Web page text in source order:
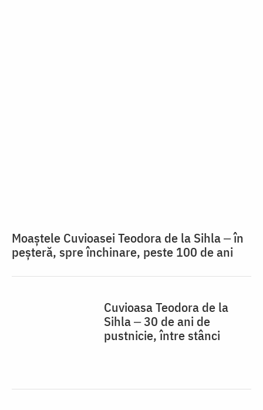
Moaștele Cuvioasei Teodora de la Sihla ‒ în
peșteră, spre închinare, peste 100 de ani
Cuvioasa Teodora de la
Sihla ‒ 30 de ani de
pustnicie, între stânci